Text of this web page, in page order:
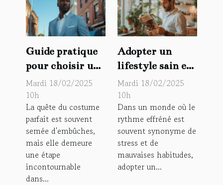
Guide pratique
pour choisir un
costume homme
et une veste de
costume
Mardi 18/02/2025
10h
La quête du costume
parfait est souvent
semée d'embûches,
mais elle demeure
une étape
incontournable
dans...
Adopter un
lifestyle sain et
moderne pour
l'homme
d'aujourd'hui
Mardi 18/02/2025
10h
Dans un monde où le
rythme effréné est
souvent synonyme de
stress et de
mauvaises habitudes,
adopter un...